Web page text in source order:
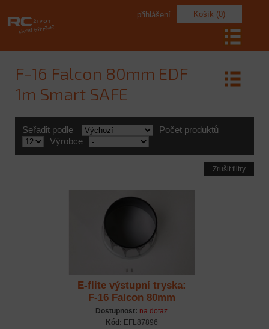
Košík (0)
přihlášení
F-16 Falcon 80mm EDF
1m Smart SAFE
Seřadit podle
Počet produktů
Výrobce
Zrušit filtry
E-flite výstupní tryska:
F-16 Falcon 80mm
Dostupnost: na dotaz
Kód: EFL87896